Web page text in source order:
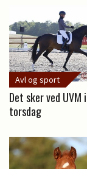
Avl og sport
Det sker ved UVM
torsdag